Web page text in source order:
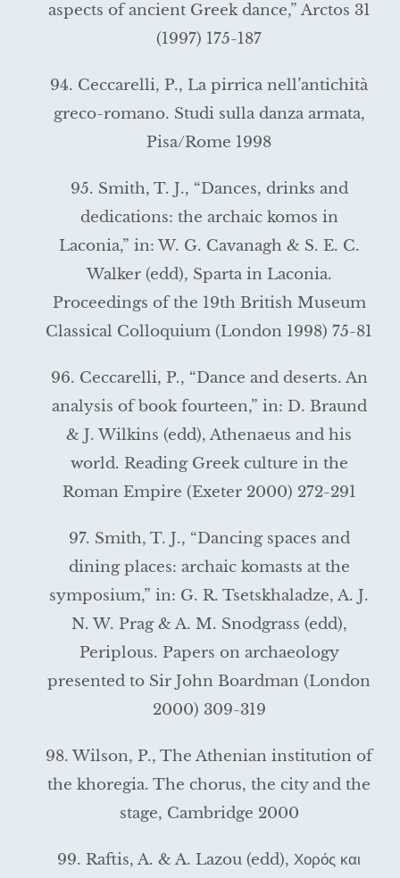
aspects of ancient Greek dance,” Arctos 31
(1997) 175-187
94. Ceccarelli, P., La pirrica nell’antichità
greco-romano. Studi sulla danza armata,
Pisa/Rome 1998
95. Smith, T. J., “Dances, drinks and
dedications: the archaic komos in
Laconia,” in: W. G. Cavanagh & S. E. C.
Walker (edd), Sparta in Laconia.
Proceedings of the 19th British Museum
Classical Colloquium (London 1998) 75-81
96. Ceccarelli, P., “Dance and deserts. An
analysis of book fourteen,” in: D. Braund
& J. Wilkins (edd), Athenaeus and his
world. Reading Greek culture in the
Roman Empire (Exeter 2000) 272-291
97. Smith, T. J., “Dancing spaces and
dining places: archaic komasts at the
symposium,” in: G. R. Tsetskhaladze, A. J.
N. W. Prag & A. M. Snodgrass (edd),
Periplous. Papers on archaeology
presented to Sir John Boardman (London
2000) 309-319
98. Wilson, P., The Athenian institution of
the khoregia. The chorus, the city and the
stage, Cambridge 2000
99. Raftis, A. & A. Lazou (edd), Χορός και